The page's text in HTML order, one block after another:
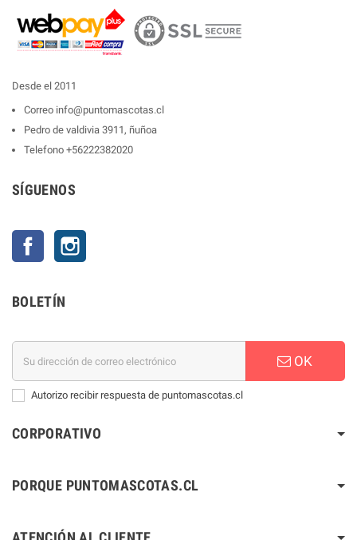
Desde el 2011
Correo info@puntomascotas.cl
Pedro de valdivia 3911, ñuñoa
Telefono +56222382020
SÍGUENOS
Facebook
BOLETÍN
OK
Autorizo recibir respuesta de puntomascotas.cl
CORPORATIVO
PORQUE PUNTOMASCOTAS.CL